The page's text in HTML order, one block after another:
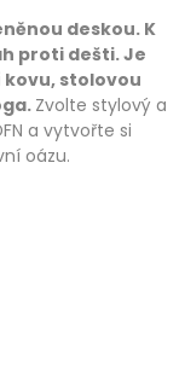
deskou. K
proti dešti. Je
stolovou
Zvolte stylový a
a vytvořte si
oázu.